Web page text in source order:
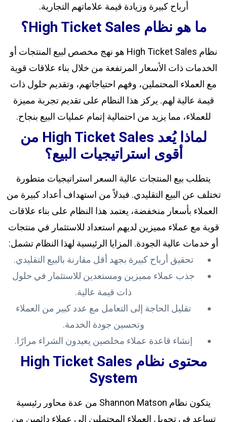
أرباح كبيرة وزيادة قيمة علاماتهم التجارية.
ما هو نظام High Ticket Sales؟
نظام High Ticket Sales هو نهج مخصص لبيع المنتجات أو
الخدمات ذات الأسعار المرتفعة من خلال بناء علاقات قوية
مع العملاء المحتملين، وفهم احتياجاتهم، وتقديم حلول ذات
قيمة عالية لهم. يركز هذا النظام على تقديم تجربة مميزة
للعملاء، مما يزيد من احتمالية إتمام عمليات البيع بنجاح.
لماذا يُعد High Ticket Sales من
أقوى استراتيجيات البيع؟
يتطلب بيع المنتجات عالية السعر استراتيجيات متطورة
تختلف عن البيع التقليدي. فبدلاً من استهداف أعداد كبيرة من
العملاء بأسعار منخفضة، يعتمد هذا النظام على بناء علاقات
قوية مع عملاء مميزين لديهم استعداد للاستثمار في منتجات
أو خدمات عالية الجودة. المزايا الرئيسية لهذا النظام تشمل:
تحقيق أرباح كبيرة بجهد أقل مقارنة بالبيع التقليدي.
جذب عملاء مميزين ومستعدين للاستثمار في حلول
ذات قيمة عالية.
تقليل الحاجة إلى التعامل مع عدد كبير من العملاء
وتحسين جودة الخدمة.
إنشاء قاعدة عملاء مخلصين يعيدون الشراء مرارًا.
محتوى نظام High Ticket Sales
System
يتكون نظام Shannon Matson من عدة محاور رئيسية
تساعد في تحويل العملاء المحتملين إلى عملاء دائمين من